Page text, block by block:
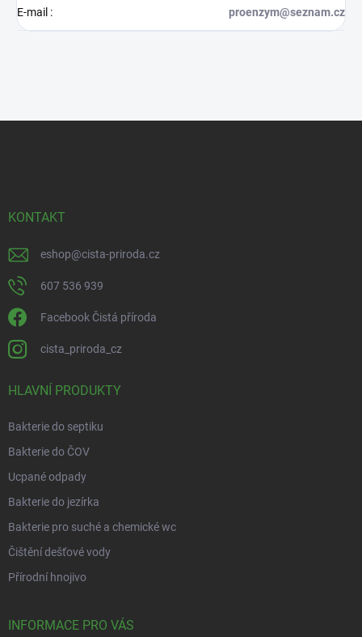
E-mail : proenzym@seznam.cz
KONTAKT
eshop@cista-priroda.cz
607 536 939
Facebook Čistá příroda
cista_priroda_cz
HLAVNÍ PRODUKTY
Bakterie do septiku
Bakterie do ČOV
Ucpané odpady
Bakterie do jezírka
Bakterie pro suché a chemické wc
Čištění dešťové vody
Přírodní hnojivo
INFORMACE PRO VÁS